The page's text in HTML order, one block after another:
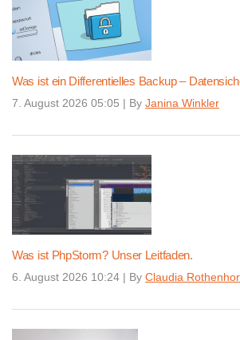
Was ist ein Differentielles Backup –
7. August 2026 05:05 | By Janina Winkler
Was ist PhpStorm? Unser Leitfaden.
6. August 2026 10:24 | By Claudia